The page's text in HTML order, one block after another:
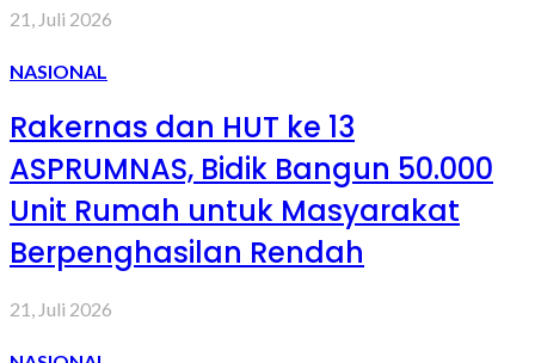
21, Juli 2026
NASIONAL
Rakernas dan HUT ke 13
ASPRUMNAS, Bidik Bangun 50.000
Unit Rumah untuk Masyarakat
Berpenghasilan Rendah
21, Juli 2026